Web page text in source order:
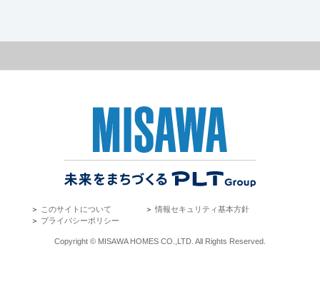
＞ このサイトについて ＞情報セキュリティ基本方針
＞ プライバシーポリシー
Copyright © MISAWA HOMES CO.,LTD. All Rights Reserved.